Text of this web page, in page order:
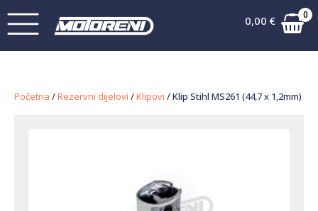
0,00 € 0
Početna /Rezervni dijelovi /Klipovi / Klip Stihl MS261 (44,7 x 1,2mm)